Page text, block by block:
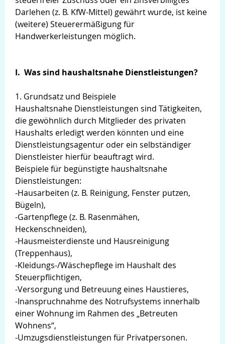
Darlehen (z. B. KfW-Mittel) gewährt wurde, ist keine
(weitere) Steuerermäßigung für
Handwerkerleistungen möglich.
I. Was sind haushaltsnahe Dienstleistungen?
1. Grundsatz und Beispiele
Haushaltsnahe Dienstleistungen sind Tätigkeiten,
die gewöhnlich durch Mitglieder des privaten
Haushalts erledigt werden könnten und eine
Dienstleistungsagentur oder ein selbständiger
Dienstleister hierfür beauftragt wird.
Beispiele für begünstigte haushaltsnahe
Dienstleistungen:
-Hausarbeiten (z. B. Reinigung, Fenster putzen,
Bügeln),
-Gartenpflege (z. B. Rasenmähen,
Heckenschneiden),
-Hausmeisterdienste und Hausreinigung
(Treppenhaus),
-Kleidungs-/Wäschepflege im Haushalt des
Steuerpflichtigen,
-Versorgung und Betreuung eines Haustieres,
-Inanspruchnahme des Notrufsystems innerhalb
einer Wohnung im Rahmen des „Betreuten
Wohnens“,
-Umzugsdienstleistungen für Privatpersonen.
Suche